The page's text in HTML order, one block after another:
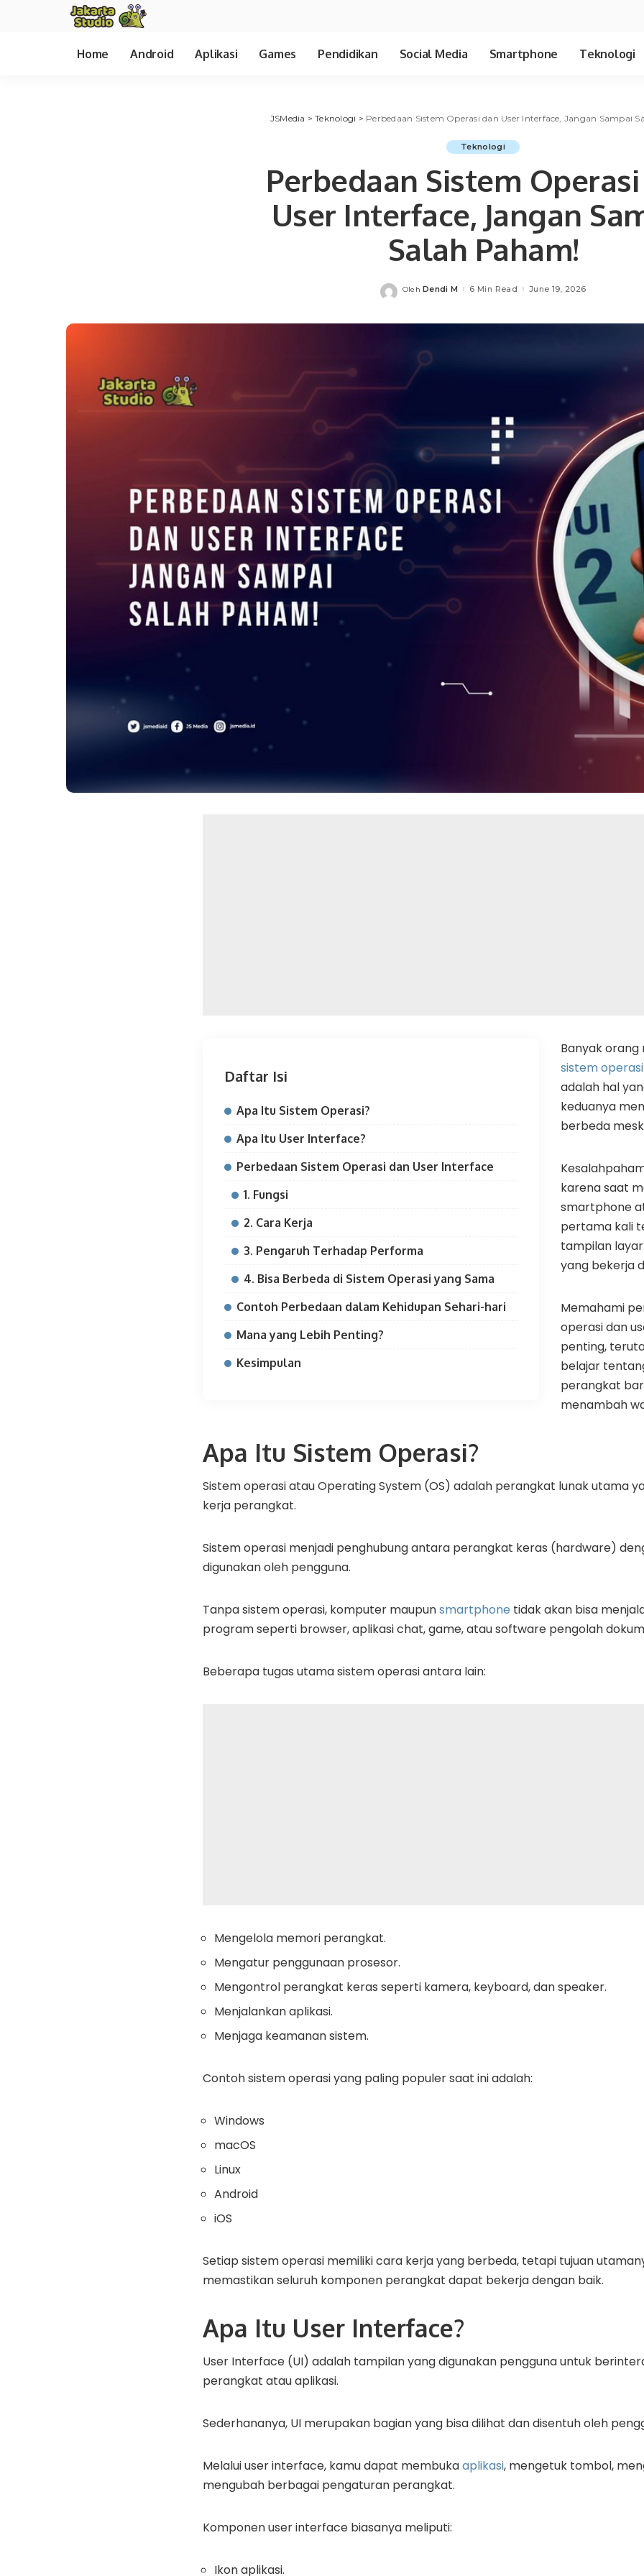
Home Android Aplikasi Games Pendidikan Social Media Smartphone Teknologi
JSMedia >Teknologi > Perbedaan Sistem Operasi dan User Interface, Jangan Sampai
Teknologi
Perbedaan Sistem
User Interface, Jangan
Salah Paham!
Posted
Oleh Dendi M 6 Min Read June 19, 2026
Daftar Isi
Apa Itu Sistem Operasi?
Apa Itu User Interface?
Perbedaan Sistem Operasi dan User Interface
1. Fungsi
2. Cara Kerja
3. Pengaruh Terhadap Performa
4. Bisa Berbeda di Sistem Operasi yang Sama
Contoh Perbedaan dalam Kehidupan Sehari-hari
Mana yang Lebih Penting?
Kesimpulan
Banyak
sistem operasi
adalah hal
keduanya
berbeda
karena saat
smartphone
pertama kali
tampilan
yang bekerja
Memahami
operasi dan
penting,
belajar
perangkat
menambah
Apa Itu Sistem Operasi?
Sistem operasi atau Operating System (OS) adalah perangkat lunak utama
kerja perangkat.
Sistem operasi menjadi penghubung antara perangkat keras (hardware)
digunakan oleh pengguna.
Tanpa sistem operasi, komputer maupunsmartphone tidak akan bisa
program seperti browser, aplikasi chat, game, atau software pengolah
Beberapa tugas utama sistem operasi antara lain:
Mengelola memori perangkat.
Mengatur penggunaan prosesor.
Mengontrol perangkat keras seperti kamera, keyboard, dan speaker.
Menjalankan aplikasi.
Menjaga keamanan sistem.
Contoh sistem operasi yang paling populer saat ini adalah:
Windows
macOS
Linux
Android
iOS
Setiap sistem operasi memiliki cara kerja yang berbeda, tetapi tujuan
memastikan seluruh komponen perangkat dapat bekerja dengan baik.
Apa Itu User Interface?
User Interface (UI) adalah tampilan yang digunakan pengguna untuk
perangkat atau aplikasi.
Sederhananya, UI merupakan bagian yang bisa dilihat dan disentuh oleh
Melalui user interface, kamu dapat membukaaplikasi, mengetuk tombol,
mengubah berbagai pengaturan perangkat.
Komponen user interface biasanya meliputi:
Ikon aplikasi.